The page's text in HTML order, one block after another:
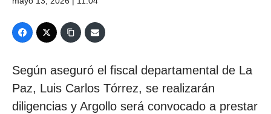
Según aseguró el fiscal departamental de La
Paz, Luis Carlos Tórrez, se realizarán
diligencias y Argollo será convocado a prestar